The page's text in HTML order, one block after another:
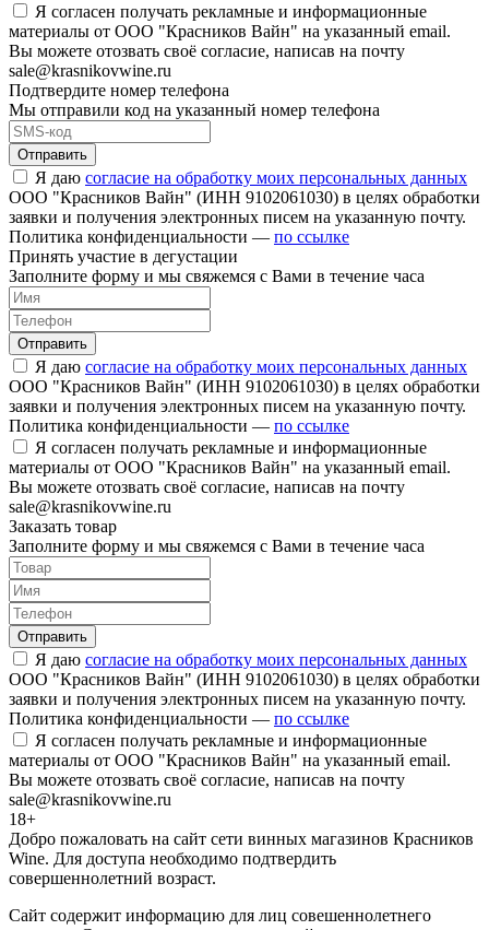
Я согласен получать рекламные и информационные
материалы от ООО "Красников Вайн" на указанный email.
Вы можете отозвать своё согласие, написав на почту
sale@krasnikovwine.ru
Подтвердите номер телефона
Мы отправили код на указанный номер телефона
Отправить
Я даю согласие на обработку моих персональных данных
ООО "Красников Вайн" (ИНН 9102061030) в целях обработки
заявки и получения электронных писем на указанную почту.
Политика конфиденциальности — по ссылке
Принять участие в дегустации
Заполните форму и мы свяжемся с Вами в течение часа
Отправить
Я даю согласие на обработку моих персональных данных
ООО "Красников Вайн" (ИНН 9102061030) в целях обработки
заявки и получения электронных писем на указанную почту.
Политика конфиденциальности — по ссылке
Я согласен получать рекламные и информационные
материалы от ООО "Красников Вайн" на указанный email.
Вы можете отозвать своё согласие, написав на почту
sale@krasnikovwine.ru
Заказать товар
Заполните форму и мы свяжемся с Вами в течение часа
Отправить
Я даю согласие на обработку моих персональных данных
ООО "Красников Вайн" (ИНН 9102061030) в целях обработки
заявки и получения электронных писем на указанную почту.
Политика конфиденциальности — по ссылке
Я согласен получать рекламные и информационные
материалы от ООО "Красников Вайн" на указанный email.
Вы можете отозвать своё согласие, написав на почту
sale@krasnikovwine.ru
18+
Добро пожаловать на сайт сети винных магазинов Красников
Wine. Для доступа необходимо подтвердить
совершеннолетний возраст.
Сайт содержит информацию для лиц совешеннолетнего